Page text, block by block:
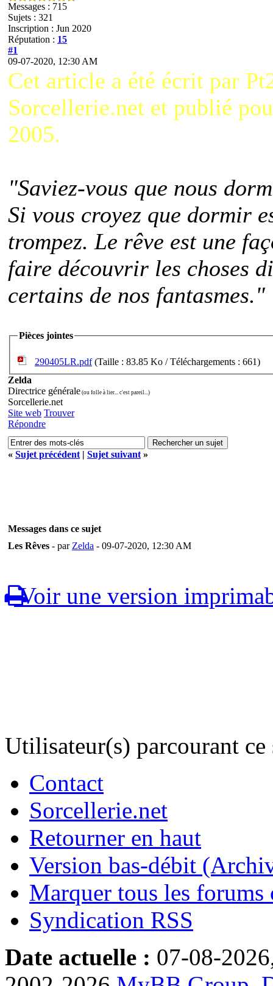
Messages : 715
Sujets : 321
Inscription : Jun 2020
Réputation : 15
#1
09-07-2020, 12:30 AM
Cet article a été écrit par
Sorcellerie.net et publié
2005.
"Saviez-vous que nous
Si vous croyez que dormir
trompez. Le rêve est une
faire découvrir les choses
certains de nos fantasmes."
Pièces jointes
290405LR.pdf(Taille : 83.85 Ko / Téléchargements : 661)
Zelda
Directrice générale (ou folle à lier... c'est pareil...)
Sorcellerie.net
Site web Trouver
Répondre
« Sujet précédent | Sujet suivant »
Messages dans ce sujet
Les Rêves - par Zelda - 09-07-2020, 12:30 AM
Voir une version
Utilisateur(s) parcourant
Contact
Sorcellerie.net
Retourner en haut
Version bas-débit
Marquer tous les forums
Syndication RSS
Date actuelle : 07-08-